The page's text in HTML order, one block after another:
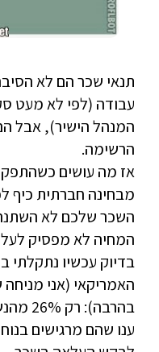
תנאי שכר הם לא
עבודה (לפי לא מעט
המנהל הישיר), אבל
הרשימה.
אז מה עושים
מבחינה חברתית כיף
השכר שלכם לא השתנה
המחיה לא מפסיק
בדיוק עכשיו נתקלתי
האמריקאי (אני
ענו שהם מרגישים